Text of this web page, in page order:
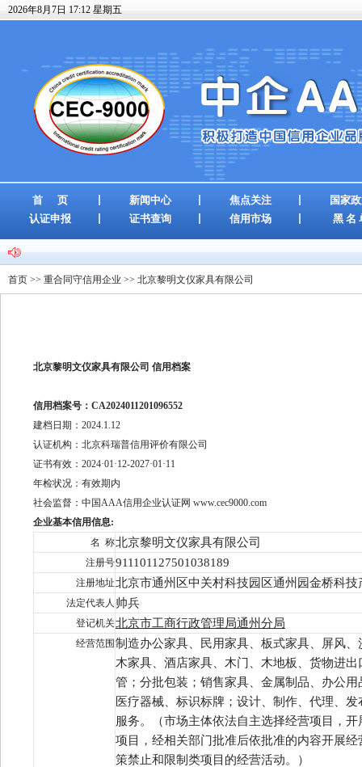
2026年8月7日 17:12 星期五
首 页 新闻中心 焦点关注
国家
认证申报
证书查询 信用市场 黑 名
首页 >> 重合同守信用企业 >> 北京黎明文仪家具有限公司
北京黎明文仪家具有限公司 信用档案
信用档案号：CA2024011201096552
建档日期：2024.1.12
认证机构：北京科瑞普信用评价有限公司
证书有效：2024·01·12-2027·01·11
年检状况：有效期内
社会监督：中国AAA信用企业认证网 www.cec9000.com
企业基本信用信息:
名 称北京黎明文仪家具有限公司
注册号911101127501038189
注册地址北京市通州区中关村科技园区通州园金桥科
法定代表人 帅兵
登记机关北京市工商行政管理局通州分局
经营范围 制造办公家具 、民用家具、 板式家具、屏风
木家具、酒店家具、木门、木地板、货物进
管；分批包装；销售家具、金属制品、办公
医疗器械、标识标牌；设计、制作、代理、
服务。
（市场主体依法自主选择经营项目，开
项目，经相关部门批准后依批准的内容开展经
策禁止和限制类项目的经营活动。
）